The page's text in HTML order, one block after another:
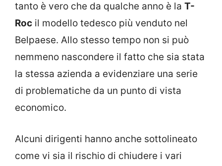
tanto è vero che da qualche anno è la T-
Roc il modello tedesco più venduto nel
Belpaese. Allo stesso tempo non si può
nemmeno nascondere il fatto che sia stata
la stessa azienda a evidenziare una serie
di problematiche da un punto di vista
economico.
Alcuni dirigenti hanno anche sottolineato
come vi sia il rischio di chiudere i vari